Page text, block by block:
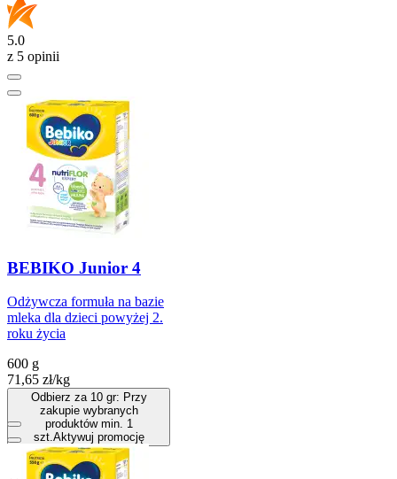
5.0
z 5 opinii
BEBIKO Junior 4
Odżywcza formuła na bazie
mleka dla dzieci powyżej 2.
roku życia
600 g
71,65 zł/kg
Odbierz za 10 gr: Przy
zakupie wybranych
produktów min. 1
szt.Aktywuj promocję
Cena
42,99 zł
Do koszyka